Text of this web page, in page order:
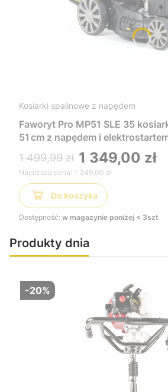
Kosiarki spalinowe z napędem
Faworyt Pro MP51 SLE 35
51 cm z napędem i
wygodna i łatwa w
dużych trawników
1 499,99 zł 1 349,00 zł
Najniższa cena: 1 349,00 zł
Do koszyka
Dostępność: w magazynie poniżej < 3szt
Produkty dnia
-20%